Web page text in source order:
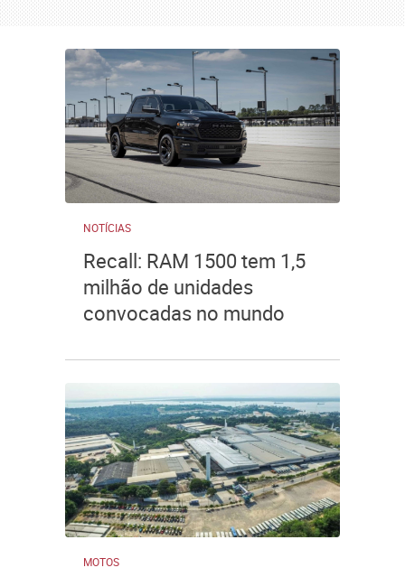
NOTÍCIAS
Recall: RAM 1500 tem 1,5
milhão de unidades
convocadas no mundo
MOTOS